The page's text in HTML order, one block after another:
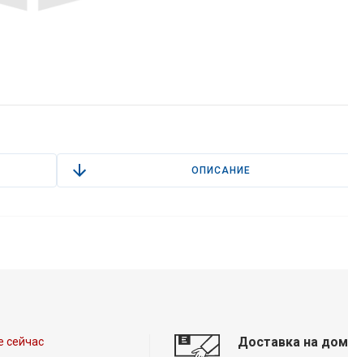
ОПИСАНИЕ
сейчас
Доставка на дом